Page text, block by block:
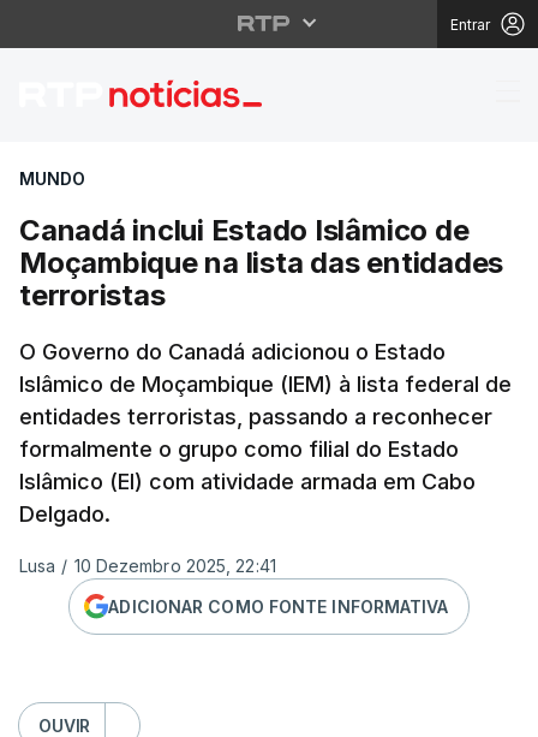
Entrar
Canadá inclui Estado
MUNDO
Canadá inclui Estado Islâmico de
Moçambique na lista das entidades
terroristas
O Governo do Canadá adicionou o Estado
Islâmico de Moçambique (IEM) à lista federal de
entidades terroristas, passando a reconhecer
formalmente o grupo como filial do Estado
Islâmico (EI) com atividade armada em Cabo
Delgado.
Lusa / 10 Dezembro 2025, 22:41
ADICIONAR COMO FONTE INFORMATIVA
OUVIR